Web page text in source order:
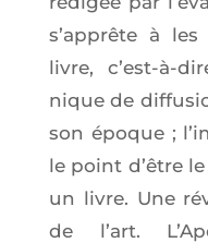
s’ap­prête à
livre, c’est-à-
nique de
son époque ;
le point d’être
un livre. Une
de l’art.